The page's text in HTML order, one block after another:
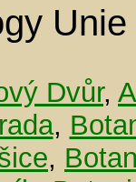
Dvůr,
,
,